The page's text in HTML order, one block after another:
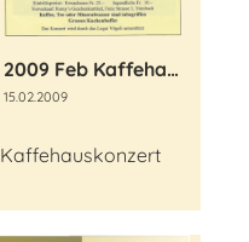
2009 Feb Kaffehauskonzert
15.02.2009
Kaffehauskonzert